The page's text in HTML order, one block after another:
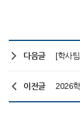
다음글
이전글 2026